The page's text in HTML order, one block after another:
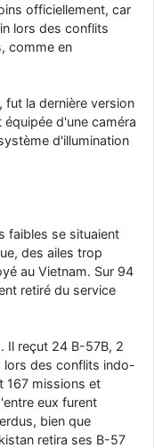
officiellement, car
lors des conflits
comme en
fut la dernière version
d'une caméra
d'illumination
faibles se situaient
des ailes trop
au Vietnam. Sur 94
retiré du service
Il reçut 24 B-57B, 2
lors des conflits indo-
167 missions et
eux furent
bien que
retira ses B-57